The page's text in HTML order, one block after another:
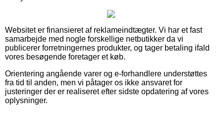
Websitet er finansieret af reklameindtægter. Vi har et fast
samarbejde med nogle forskellige netbutikker da vi
publicerer forretningernes produkter, og tager betaling ifald
vores besøgende foretager et køb.
Orientering angående varer og e-forhandlere understøttes
fra tid til anden, men vi påtager os ikke ansvaret for
justeringer der er realiseret efter sidste opdatering af vores
oplysninger.